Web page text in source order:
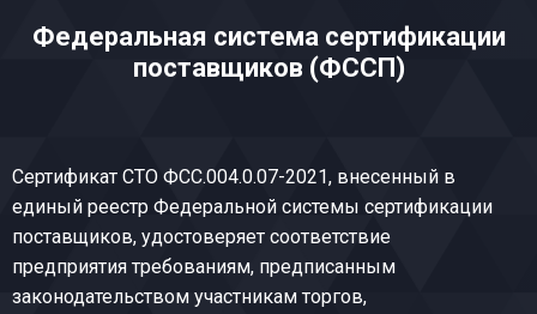
(ФССП)
Федеральная система сертификации
поставщиков (ФССП)
Сертификат СТО ФСС.004.0.07-2021, внесенный в
единый реестр Федеральной системы сертификации
поставщиков, удостоверяет соответствие
предприятия требованиям, предписанным
законодательством участникам торгов,